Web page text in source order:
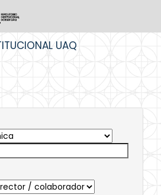
UAQ